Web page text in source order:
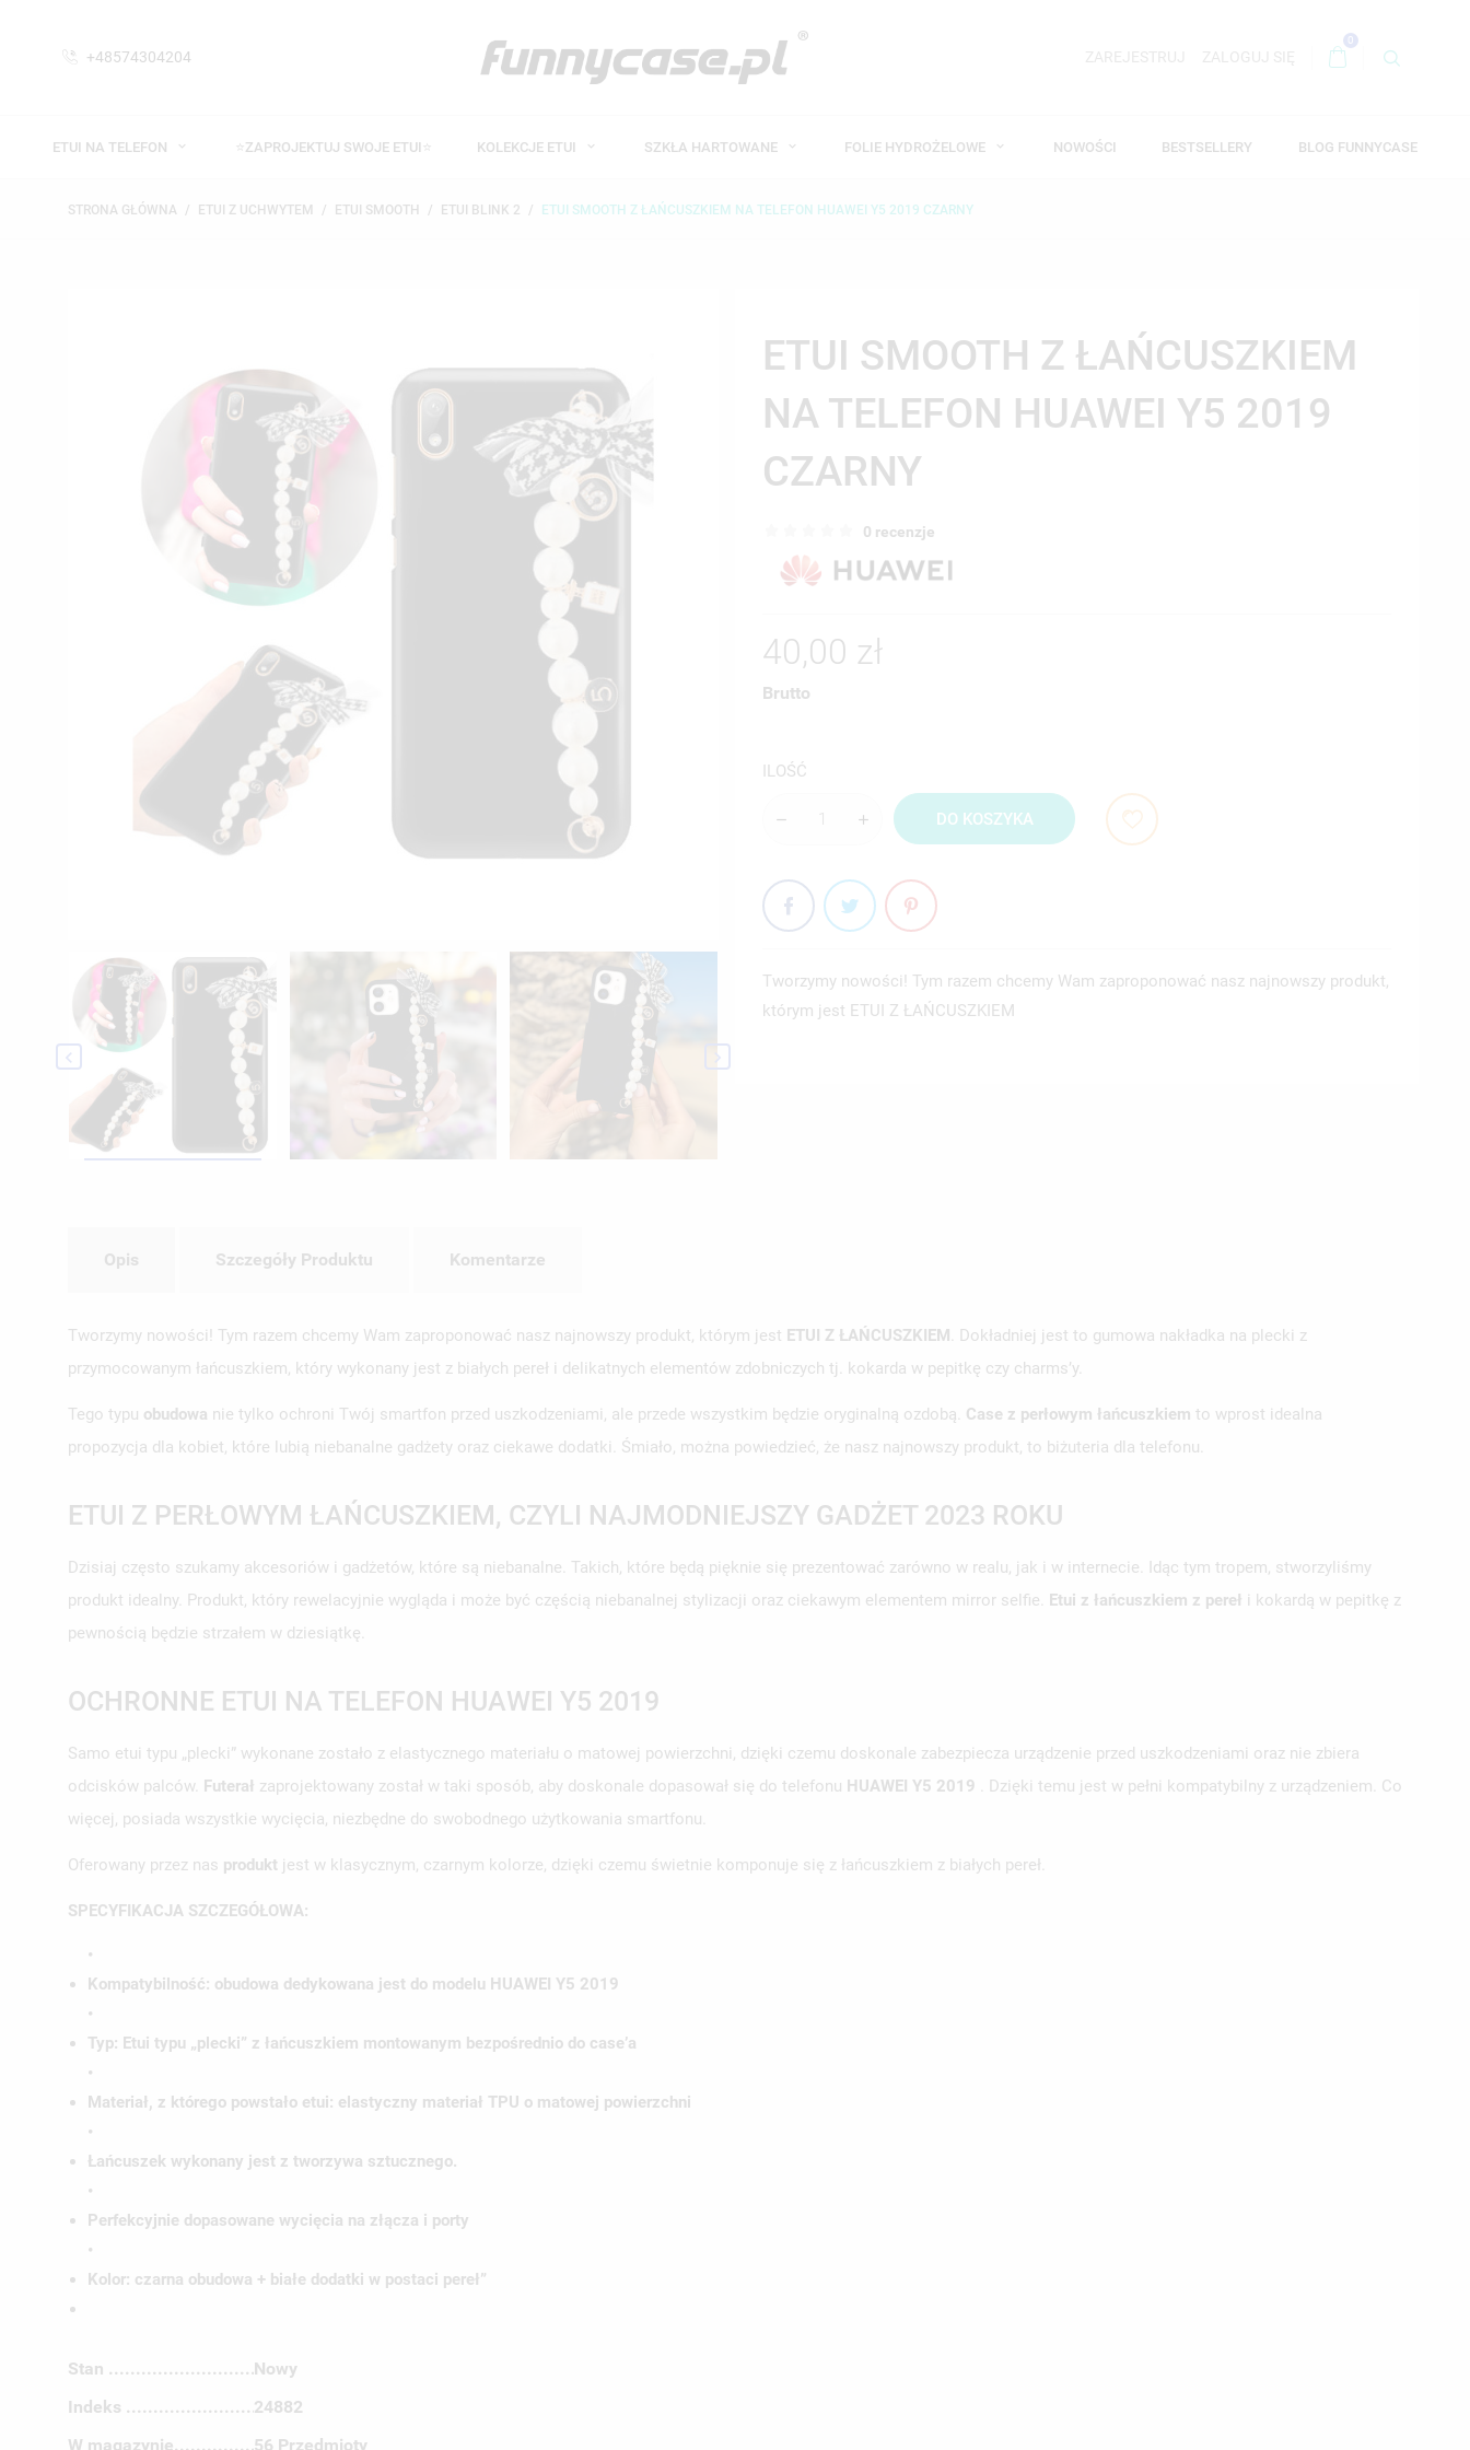
+48574304204
0
ETUI NA TELEFON ⭐ZAPROJEKTUJ SWOJE ETUI⭐ KOLEKCJE ETUI SZKŁA HARTOWANE FOLIE HYDROŻELOWE NOWOŚCI BESTSELLERY BLOG FUNNYCASE
STRONA GŁÓWNA ETUI Z UCHWYTEM ETUI SMOOTH ETUI BLINK 2 ETUI SMOOTH Z ŁAŃCUSZKIEM NA TELEFON HUAWEI Y5 2019 CZARNY
 
ETUI SMOOTH Z ŁAŃCUSZKIEM
NA TELEFON HUAWEI Y5 2019
CZARNY
0 recenzje
40,00 zł
Brutto
ILOŚĆ
DO KOSZYKA
Tworzymy nowości! Tym razem chcemy Wam zaproponować nasz najnowszy produkt,
którym jest ETUI Z ŁAŃCUSZKIEM
Opis Szczegóły Produktu Komentarze
Tworzymy nowości! Tym razem chcemy Wam zaproponować nasz najnowszy produkt, którym jest ETUI Z ŁAŃCUSZKIEM . Dokładniej jest to gumowa nakładka na plecki z
przymocowanym łańcuszkiem, który wykonany jest z białych pereł i delikatnych elementów zdobniczych tj. kokarda w pepitkę czy charms’y.
Tego typu obudowa nie tylko ochroni Twój smartfon przed uszkodzeniami, ale przede wszystkim będzie oryginalną ozdobą. Case z perłowym łańcuszkiem to wprost idealna
propozycja dla kobiet, które lubią niebanalne gadżety oraz ciekawe dodatki. Śmiało, można powiedzieć, że nasz najnowszy produkt, to biżuteria dla telefonu.
ETUI Z PERŁOWYM ŁAŃCUSZKIEM, CZYLI NAJMODNIEJSZY GADŻET 2023 ROKU
Dzisiaj często szukamy akcesoriów i gadżetów, które są niebanalne. Takich, które będą pięknie się prezentować zarówno w realu, jak i w internecie. Idąc tym tropem, stworzyliśmy
produkt idealny. Produkt, który rewelacyjnie wygląda i może być częścią niebanalnej stylizacji oraz ciekawym elementem mirror selfie. Etui z łańcuszkiem z pereł i kokardą w pepitkę z
pewnością będzie strzałem w dziesiątkę.
OCHRONNE ETUI NA TELEFON HUAWEI Y5 2019
Samo etui typu „plecki” wykonane zostało z elastycznego materiału o matowej powierzchni, dzięki czemu doskonale zabezpiecza urządzenie przed uszkodzeniami oraz nie zbiera
odcisków palców. Futerał zaprojektowany został w taki sposób, aby doskonale dopasował się do telefonu HUAWEI Y5 2019
. Dzięki temu jest w pełni kompatybilny z urządzeniem. Co
więcej, posiada wszystkie wycięcia, niezbędne do swobodnego użytkowania smartfonu.
Oferowany przez nas produkt jest w klasycznym, czarnym kolorze, dzięki czemu świetnie komponuje się z łańcuszkiem z białych pereł.
SPECYFIKACJA SZCZEGÓŁOWA:
•
Kompatybilność: obudowa dedykowana jest do modelu HUAWEI Y5 2019
•
Typ: Etui typu „plecki” z łańcuszkiem montowanym bezpośrednio do case’a
•
Materiał, z którego powstało etui: elastyczny materiał TPU o matowej powierzchni
•
Łańcuszek wykonany jest z tworzywa sztucznego.
•
Perfekcyjnie dopasowane wycięcia na złącza i porty
•
Kolor: czarna obudowa + białe dodatki w postaci pereł”
Stan
Nowy
Indeks
24882
W magazynie
56 Przedmioty